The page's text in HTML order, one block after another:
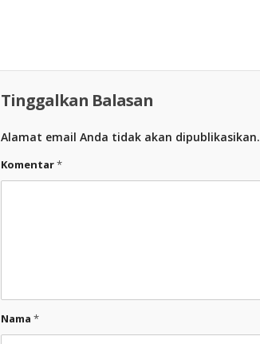
Tinggalkan Balasan
Alamat email Anda tidak akan dipublikasikan.
Komentar*
Nama *